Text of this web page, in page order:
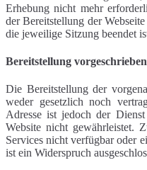
Erhebung nicht mehr
der Bereitstellung der
die jeweilige Sitzung beendet
Bereitstellung
Die Bereitstellung der
weder gesetzlich noch
Adresse ist jedoch der
Website nicht gewährleistet.
Services nicht verfügbar oder
ist ein Widerspruch